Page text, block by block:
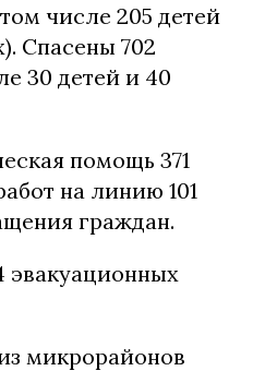
числе 205 детей
Спасены 702
30 детей и 40
помощь 371
на линию 101
граждан.
эвакуационных
микрорайонов